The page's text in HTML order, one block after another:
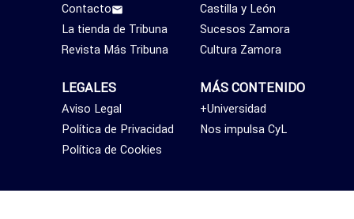
Castilla y León
Sucesos Zamora
Cultura Zamora
MÁS CONTENIDO
+Universidad
Nos impulsa CyL
Contacto
La tienda de Tribuna
Revista Más Tribuna
LEGALES
Aviso Legal
Política de Privacidad
Política de Cookies